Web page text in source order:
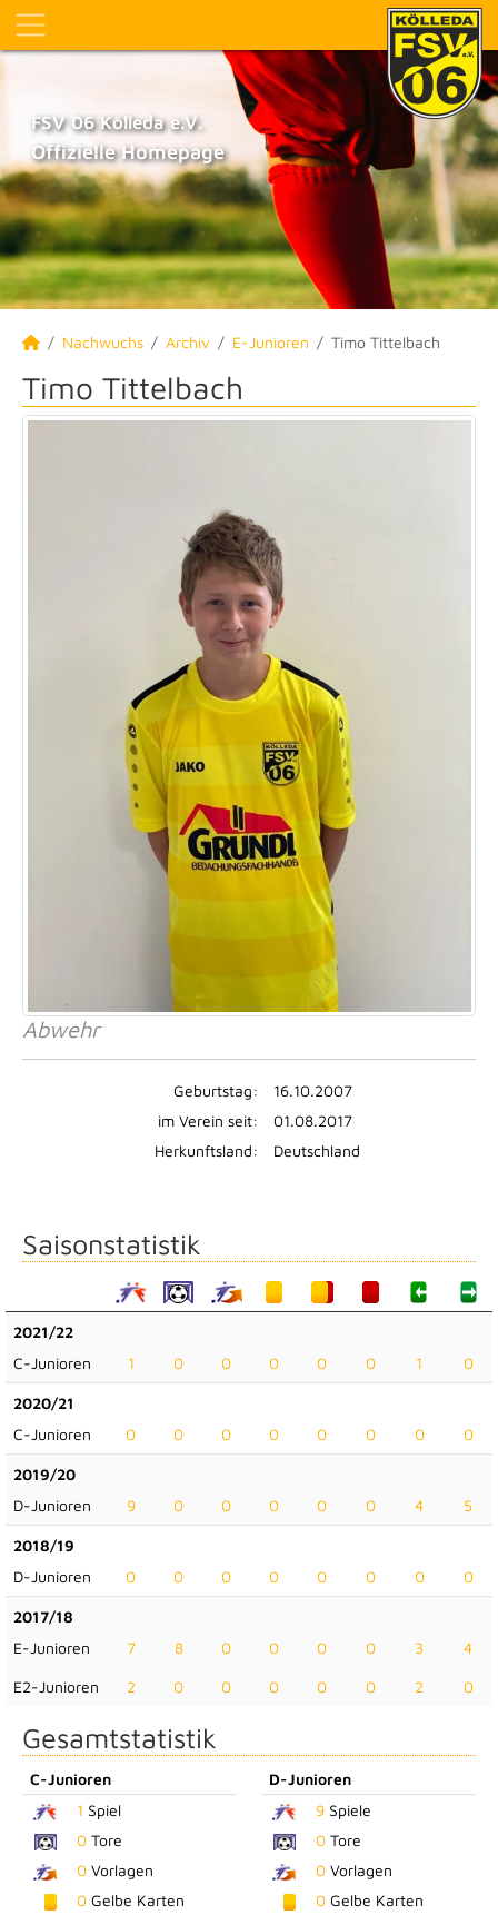
FSV 06 Kölleda e.V.
Offizielle Homepage
Nachwuchs Archiv E-Junioren Timo Tittelbach
Timo Tittelbach
Abwehr
Geburtstag:
16.10.2007
im Verein seit:
01.08.2017
Herkunftsland:
Deutschland
Saisonstatistik
2021/22
C-Junioren
1 0 0 0 0 0 1 0
2020/21
C-Junioren
0 0 0 0 0 0 0 0
2019/20
D-Junioren
9 0 0 0 0 0 4 5
2018/19
D-Junioren
0 0 0 0 0 0 0 0
2017/18
E-Junioren
7 8 0 0 0 0 3 4
E2-Junioren 2 0 0 0 0 0 2 0
Gesamtstatistik
C-Junioren
1 Spiel
0 Tore
0 Vorlagen
0 Gelbe Karten
D-Junioren
9Spiele
0Tore
0Vorlagen
0Gelbe Karten